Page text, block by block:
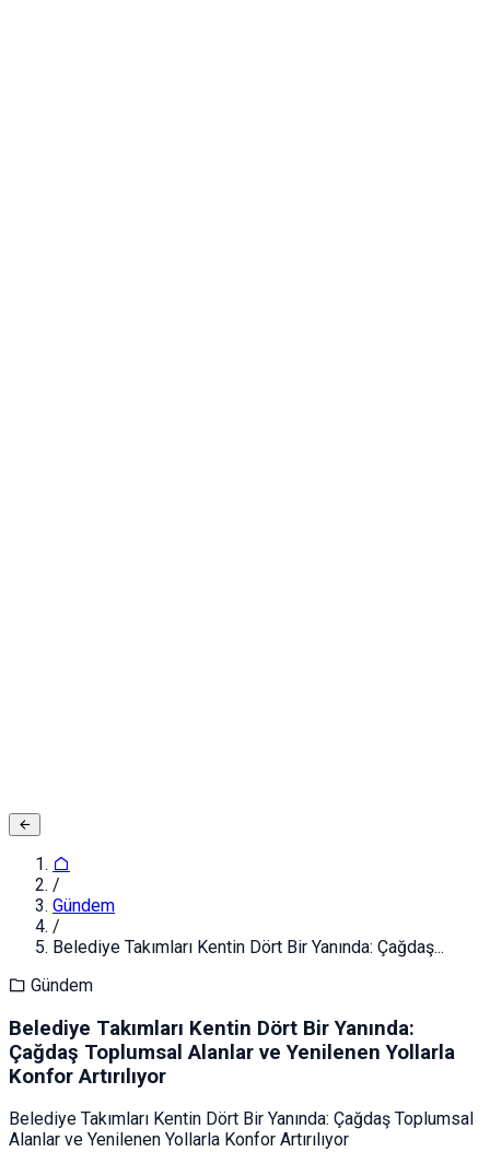
/
Gündem
/
Belediye Takımları Kentin Dört Bir Yanında: Çağdaş...
Gündem
Belediye Takımları Kentin Dört Bir Yanında:
Çağdaş Toplumsal Alanlar ve Yenilenen Yollarla
Konfor Artırılıyor
Belediye Takımları Kentin Dört Bir Yanında: Çağdaş Toplumsal
Alanlar ve Yenilenen Yollarla Konfor Artırılıyor